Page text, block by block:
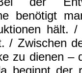
benötigt
hält. /
/ Zwischen
zu dienen –
beginnt der